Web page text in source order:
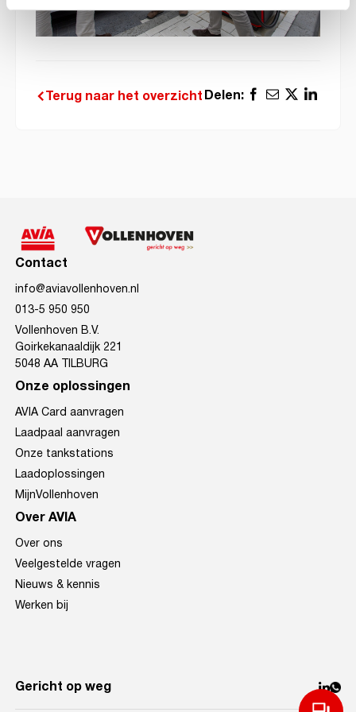
Terug naar het overzichtDelen:
Contact
info@aviavollenhoven.nl
013-5 950 950
Vollenhoven B.V.
Goirkekanaaldijk 221
5048 AA TILBURG
Onze oplossingen
AVIA Card aanvragen
Laadpaal aanvragen
Onze tankstations
Laadoplossingen
MijnVollenhoven
Over AVIA
Over ons
Veelgestelde vragen
Nieuws & kennis
Werken bij
Gericht op weg